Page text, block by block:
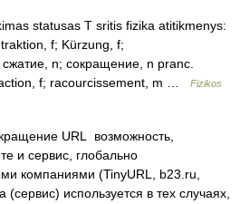
statusas T sritis fizika atitikmenys:
f; Kürzung, f;
n; сокращение, n pranc.
f; racourcissement, m …
Fizikos
URL возможность,
и сервис, глобально
компаниями (TinyURL, b23.ru,
используется в тех случаях,